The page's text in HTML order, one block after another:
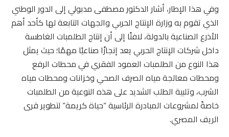
وفي هذا الإطار، أشار الدكتور مصطفى مدبولي إلى الدور الوطني
الذي تقوم به وزارة الإنتاج الحربي والجهات التابعة لها كأحد أهم
الأذرع الصناعية بالدولة، لافتًا إلى أن إنتاج الطلمبات الغاطسة
داخل شركات الإنتاج الحربي يعد إنجازًا صناعيًا مهمًا؛ حيث يمثل
هذا النوع من الطلمبات العمود الفقري في محطات الرفع
ومحطات معالجة مياه الصرف الصحي وخزانات ومحطات مياه
الشرب، وتلبية الطلب الشديد على هذه النوعية من الطلمبات
خاصةً لمشروعات المبادرة الرئاسية “حياة كريمة” لتطوير قرى
الريف المصري.